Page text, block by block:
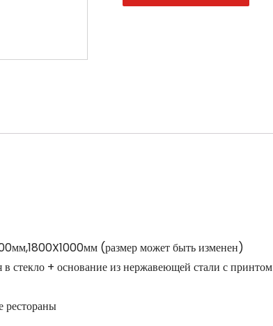
(размер может быть изменен)
стекло + основание из нержавеющей стали с принтом
рестораны